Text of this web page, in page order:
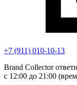
+7 (911) 010-10-13
Brand Collector
с 12:00 до 21:00